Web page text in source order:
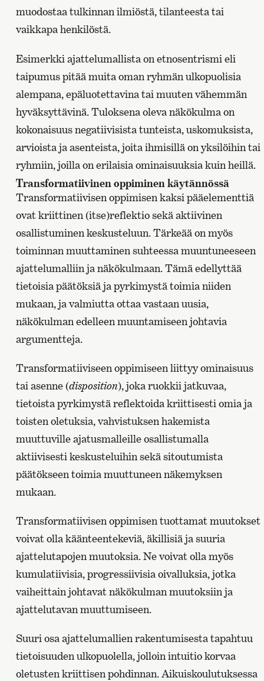
muodostaa tulkinnan ilmiöstä, tilanteesta tai
vaikkapa henkilöstä.
Esimerkki ajattelumallista on etnosentrismi eli
taipumus pitää muita oman ryhmän ulkopuolisia
alempana, epäluotettavina tai muuten vähemmän
hyväksyttävinä. Tuloksena oleva näkökulma on
kokonaisuus negatiivisista tunteista, uskomuksista,
arvioista ja asenteista, joita ihmisillä on yksilöihin tai
ryhmiin, joilla on erilaisia ​​ominaisuuksia kuin heillä.
Transformatiivinen oppiminen käytännössä
Transformatiivisen oppimisen kaksi pääelementtiä
ovat kriittinen (itse)reflektio sekä aktiivinen
osallistuminen keskusteluun. Tärkeää on myös
toiminnan muuttaminen suhteessa muuntuneeseen
ajattelumalliin ja näkökulmaan. Tämä edellyttää
tietoisia päätöksiä ja pyrkimystä toimia niiden
mukaan, ja valmiutta ottaa vastaan uusia,
näkökulman edelleen muuntamiseen johtavia
argumentteja.
Transformatiiviseen oppimiseen liittyy ominaisuus
tai asenne (disposition), joka ruokkii jatkuvaa,
tietoista pyrkimystä reflektoida kriittisesti omia ja
toisten oletuksia, vahvistuksen hakemista
muuttuville ajatusmalleille osallistumalla
aktiivisesti keskusteluihin sekä sitoutumista
päätökseen toimia muuttuneen näkemyksen
mukaan.
Transformatiivisen oppimisen tuottamat muutokset
voivat olla käänteentekeviä, äkillisiä ja suuria
ajattelutapojen muutoksia. Ne voivat olla myös
kumulatiivisia, progressiivisia oivalluksia, jotka
vaiheittain johtavat näkökulman muutoksiin ja
ajattelutavan muuttumiseen.
Suuri osa ajattelumallien rakentumisesta tapahtuu
tietoisuuden ulkopuolella, jolloin intuitio korvaa
oletusten kriittisen pohdinnan. Aikuiskoulutuksessa